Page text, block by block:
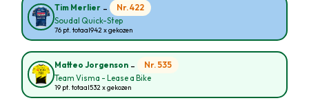
Tim Merlier - Nr. 422
Soudal Quick-Step
76 pt. totaal942 x gekozen
Matteo Jorgenson - Nr. 535
Team Visma - Lease a Bike
19 pt. totaal532 x gekozen